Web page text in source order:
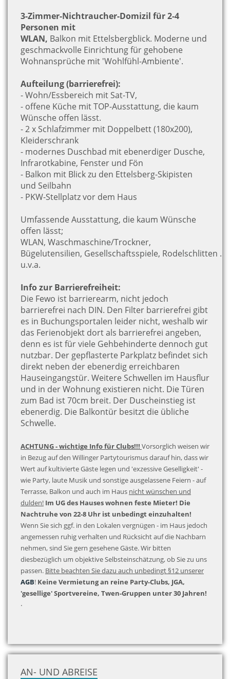
3-Zimmer-Nichtraucher-Domizil für 2-4
Personen mit
WLAN, Balkon mit Ettelsbergblick. Moderne und
geschmackvolle Einrichtung für gehobene
Wohnansprüche mit 'Wohlfühl-Ambiente'.
Aufteilung (barrierefrei):
- Wohn/Essbereich mit Sat-TV,
- offene Küche mit TOP-Ausstattung, die kaum
Wünsche offen lässt.
- 2 x Schlafzimmer mit Doppelbett (180x200),
Kleiderschrank
- modernes Duschbad mit ebenerdiger Dusche,
Infrarotkabine, Fenster und Fön
- Balkon mit Blick zu den Ettelsberg-Skipisten
und Seilbahn
- PKW-Stellplatz vor dem Haus
Umfassende Ausstattung, die kaum Wünsche
offen lässt;
WLAN, Waschmaschine/Trockner,
Bügelutensilien, Gesellschaftsspiele, Rodelschlitten …
u.v.a.
Info zur Barrierefreiheit:
Die Fewo ist barrierearm, nicht jedoch
barrierefrei nach DIN. Den Filter barrierefrei gibt
es in Buchungsportalen leider nicht, weshalb wir
das Ferienobjekt dort als barrierefrei angeben,
denn es ist für viele Gehbehinderte dennoch gut
nutzbar. Der gepflasterte Parkplatz befindet sich
direkt neben der ebenerdig erreichbaren
Hauseingangstür. Weitere Schwellen im Hausflur
und in der Wohnung existieren nicht. Die Türen
zum Bad ist 70cm breit. Der Duscheinstieg ist
ebenerdig. Die Balkontür besitzt die übliche
Schwelle.
ACHTUNG - wichtige Info für Clubs!!! Vorsorglich weisen wir
in Bezug auf den Willinger Partytourismus darauf hin, dass wir
Wert auf kultivierte Gäste legen und 'exzessive Geselligkeit' -
wie Party, laute Musik und sonstige ausgelassene Feiern - auf
Terrasse, Balkon und auch im Haus nicht wünschen und
dulden! Im UG des Hauses wohnen feste Mieter! Die
Nachtruhe von 22-8 Uhr ist unbedingt einzuhalten!
Wenn Sie sich ggf. in den Lokalen vergnügen - im Haus jedoch
angemessen ruhig verhalten und Rücksicht auf die Nachbarn
nehmen, sind Sie gern gesehene Gäste. Wir bitten
diesbezüglich um objektive Selbsteinschätzung, ob Sie zu uns
passen. Bitte beachten Sie dazu auch unbedingt §12 unserer
AGB! Keine Vermietung an reine Party-Clubs, JGA,
'gesellige' Sportvereine, Twen-Gruppen unter 30 Jahren!
.
AN- UND ABREISE